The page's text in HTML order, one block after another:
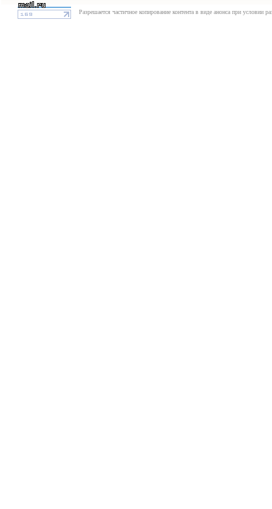
Разрешается частичное копирование контента в виде анонса при условии